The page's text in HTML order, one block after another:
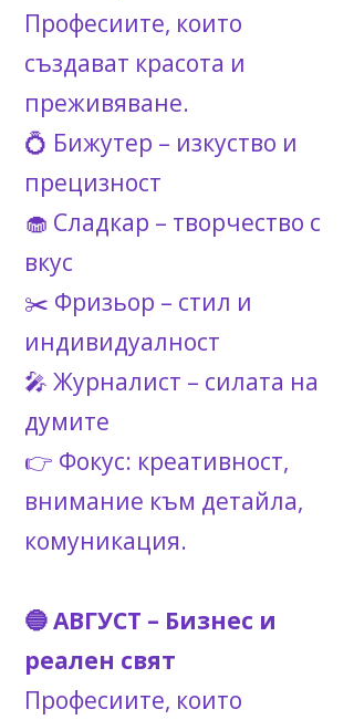
Професиите, които
създават красота и
преживяване.
💍 Бижутер – изкуство и
прецизност
🧁 Сладкар – творчество с
вкус
✂️ Фризьор – стил и
индивидуалност
🎤 Журналист – силата на
думите
👉 Фокус: креативност,
внимание към детайла,
комуникация.
🔵 АВГУСТ – Бизнес и
реален свят
Професиите, които